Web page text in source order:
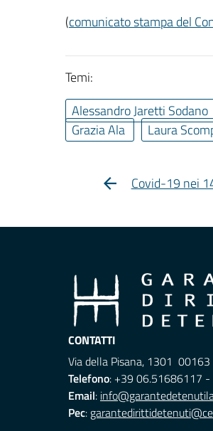
(comunicato stampa del
Temi:
Alessandro Jaretti Sodano
Grazia Ala
Laura
Covid-19 nei
CONTATTI
Via della Pisana, 1301 00163
Telefono: +39 06.51686117
Email:
Pec: